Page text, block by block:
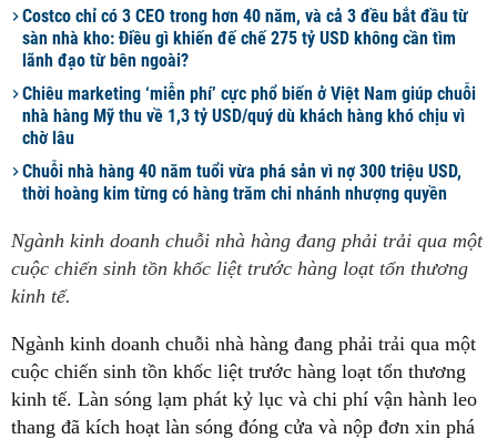
Costco chỉ có 3 CEO trong hơn 40 năm, và cả 3 đều bắt đầu từ
sàn nhà kho: Điều gì khiến đế chế 275 tỷ USD không cần tìm
lãnh đạo từ bên ngoài?
Chiêu marketing ‘miễn phí’ cực phổ biến ở Việt Nam giúp chuỗi
nhà hàng Mỹ thu về 1,3 tỷ USD/quý dù khách hàng khó chịu vì
chờ lâu
Chuỗi nhà hàng 40 năm tuổi vừa phá sản vì nợ 300 triệu USD,
thời hoàng kim từng có hàng trăm chi nhánh nhượng quyền
Ngành kinh doanh chuỗi nhà hàng đang phải trải qua một
cuộc chiến sinh tồn khốc liệt trước hàng loạt tổn thương
kinh tế.
Ngành kinh doanh chuỗi nhà hàng đang phải trải qua một
cuộc chiến sinh tồn khốc liệt trước hàng loạt tổn thương
kinh tế. Làn sóng lạm phát kỷ lục và chi phí vận hành leo
thang đã kích hoạt làn sóng đóng cửa và nộp đơn xin phá